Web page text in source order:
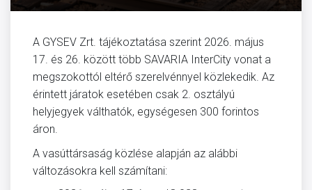
A GYSEV Zrt. tájékoztatása szerint 2026. május
17. és 26. között több SAVARIA InterCity vonat a
megszokottól eltérő szerelvénnyel közlekedik. Az
érintett járatok esetében csak 2. osztályú
helyjegyek válthatók, egységesen 300 forintos
áron.
A vasúttársaság közlése alapján az alábbi
változásokra kell számítani: